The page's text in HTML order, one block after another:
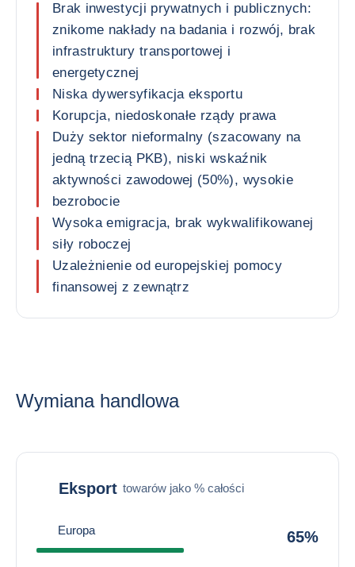
Brak inwestycji prywatnych i publicznych:
znikome nakłady na badania i rozwój, brak
infrastruktury transportowej i
energetycznej
Niska dywersyfikacja eksportu
Korupcja, niedoskonałe rządy prawa
Duży sektor nieformalny (szacowany na
jedną trzecią PKB), niski wskaźnik
aktywności zawodowej (50%), wysokie
bezrobocie
Wysoka emigracja, brak wykwalifikowanej
siły roboczej
Uzależnienie od europejskiej pomocy
finansowej z zewnątrz
Wymiana handlowa
Eksport towarów jako % całości
Europa 65%